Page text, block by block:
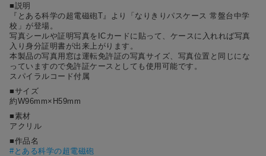
■説明
『とある科学の超電磁砲T』より「なりきりパスケース 常盤台中学
校」が登場。
写真シールや証明写真をICカードに貼って、ケースに入れれば写真
入り身分証明書が出来上がります。
本製品の写真用窓は運転免許証の写真サイズ、写真位置と同じにな
っていますので免許証ケースとしても使用可能です。
スパイラルコード付属
■サイズ
約W96mm×H59mm
■素材
アクリル
■作品名
# とある科学の超電磁砲